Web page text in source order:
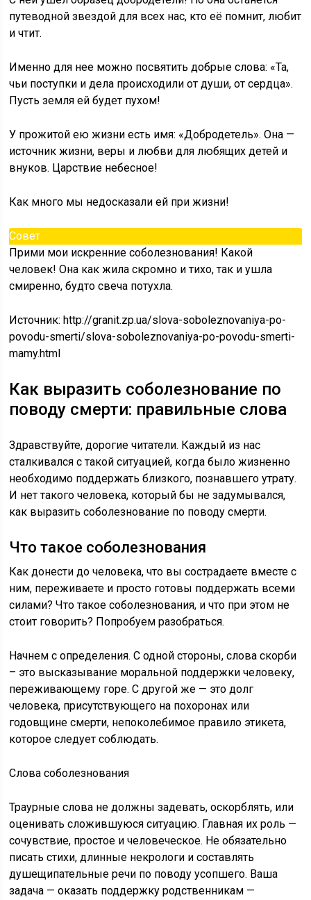
путеводной звездой для всех нас, кто её помнит, любит
и чтит.
Именно для нее можно посвятить добрые слова: «Та,
чьи поступки и дела происходили от души, от сердца».
Пусть земля ей будет пухом!
У прожитой ею жизни есть имя: «Добродетель». Она —
источник жизни, веры и любви для любящих детей и
внуков. Царствие небесное!
Как много мы недосказали ей при жизни!
Совет
Прими мои искренние соболезнования! Какой
человек! Она как жила скромно и тихо, так и ушла
смиренно, будто свеча потухла.
Источник:http://granit.zp.ua/slova-soboleznovaniya-po-
povodu-smerti/slova-soboleznovaniya-po-povodu-smerti-
mamy.html
Как выразить соболезнование по
поводу смерти: правильные слова
Здравствуйте, дорогие читатели. Каждый из нас
сталкивался с такой ситуацией, когда было жизненно
необходимо поддержать близкого, познавшего утрату.
И нет такого человека, который бы не задумывался,
как выразить соболезнование по поводу смерти.
Что такое соболезнования
Как донести до человека, что вы сострадаете вместе с
ним, переживаете и просто готовы поддержать всеми
силами? Что такое соболезнования, и что при этом не
стоит говорить? Попробуем разобраться.
Начнем с определения. С одной стороны, слова скорби
– это высказывание моральной поддержки человеку,
переживающему горе. С другой же — это долг
человека, присутствующего на похоронах или
годовщине смерти, непоколебимое правило этикета,
которое следует соблюдать.
Слова соболезнования
Траурные слова не должны задевать, оскорблять, или
оценивать сложившуюся ситуацию. Главная их роль —
сочувствие, простое и человеческое. Не обязательно
писать стихи, длинные некрологи и составлять
душещипательные речи по поводу усопшего. Ваша
задача — оказать поддержку родственникам —